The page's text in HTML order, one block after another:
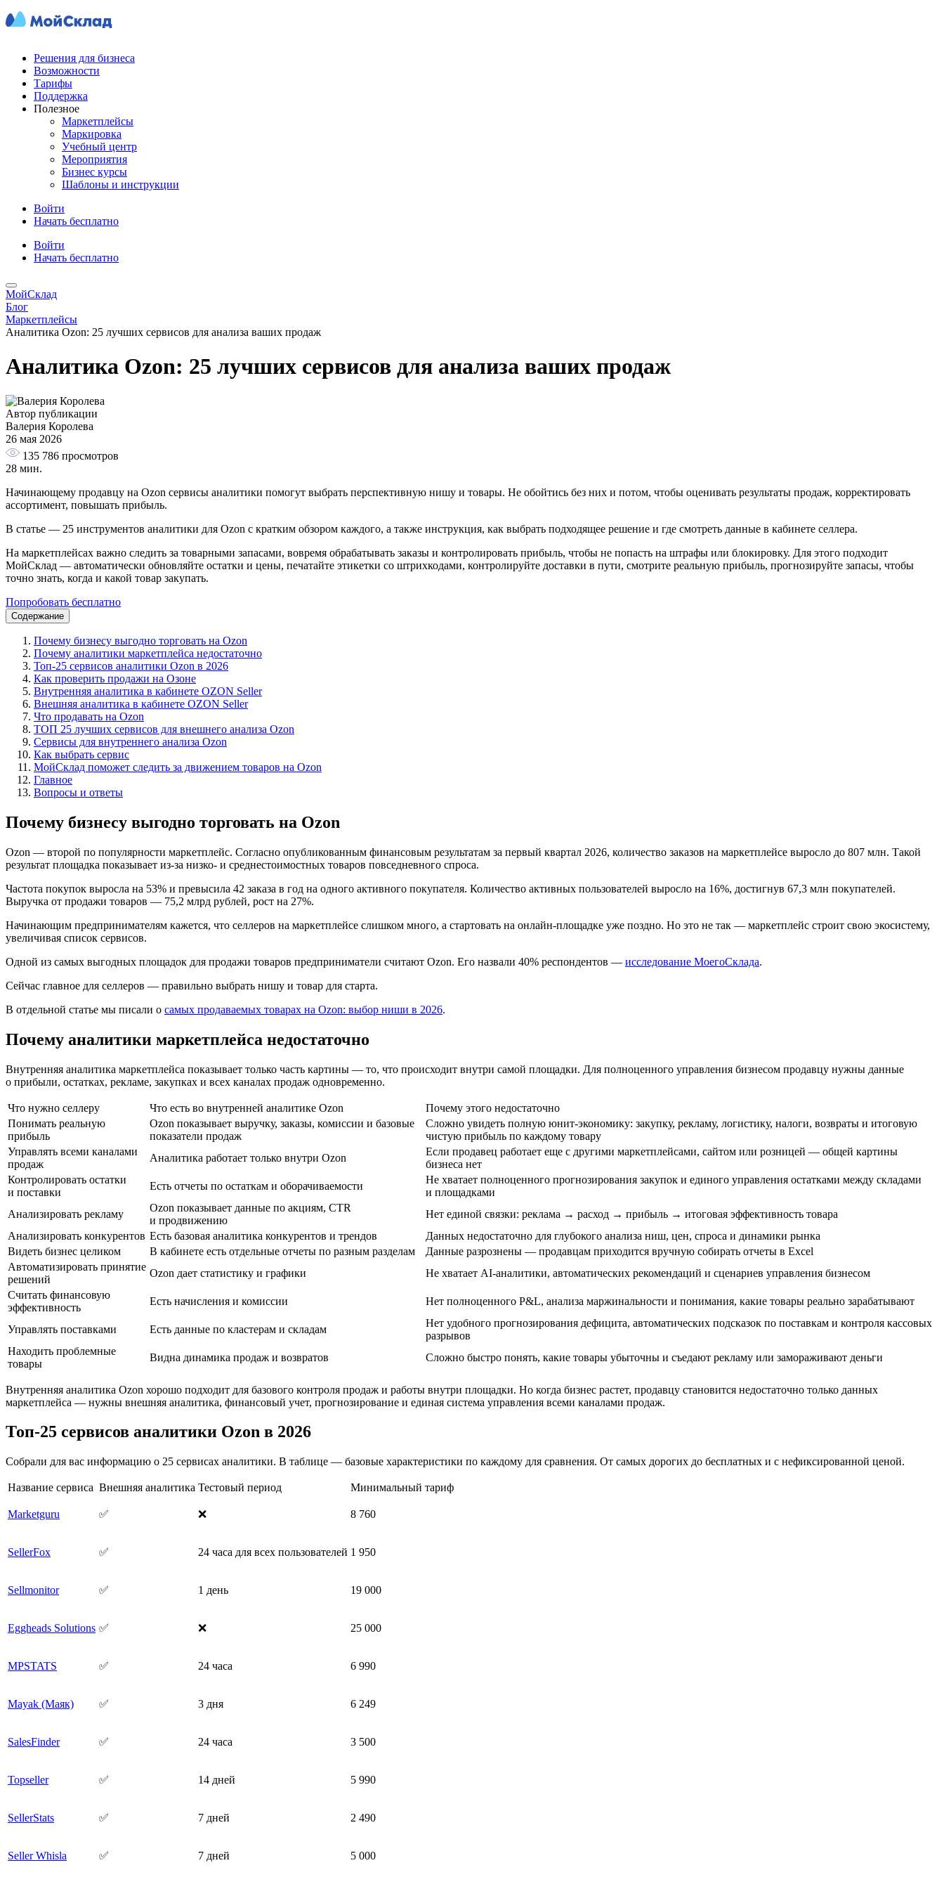
Решения для бизнеса
Возможности
Тарифы
Поддержка
Полезное
Маркетплейсы
Маркировка
Учебный центр
Мероприятия
Бизнес курсы
Шаблоны и инструкции
Войти
Начать бесплатно
Войти
Начать бесплатно
МойСклад
Блог
Маркетплейсы
Аналитика Ozon: 25 лучших сервисов для анализа ваших продаж
Аналитика Ozon: 25 лучших сервисов для анализа ваших продаж
Автор публикации
Валерия Королева
26 мая 2026
135 786 просмотров
28 мин.
Начинающему продавцу на Ozon сервисы аналитики помогут выбрать перспективную нишу и товары. Не обойтись без них и потом, чтобы оценивать результаты продаж, корректировать
ассортимент, повышать прибыль.
В статье — 25 инструментов аналитики для Ozon с кратким обзором каждого, а также инструкция, как выбрать подходящее решение и где смотреть данные в кабинете селлера.
На маркетплейсах важно следить за товарными запасами, вовремя обрабатывать заказы и контролировать прибыль, чтобы не попасть на штрафы или блокировку. Для этого подходит
МойСклад — автоматически обновляйте остатки и цены, печатайте этикетки со штрихкодами, контролируйте доставки в пути, смотрите реальную прибыль, прогнозируйте запасы, чтобы
точно знать, когда и какой товар закупать.
Попробовать бесплатно
Содержание
Почему бизнесу выгодно торговать на Ozon
Почему аналитики маркетплейса недостаточно
Топ-25 сервисов аналитики Ozon в 2026
Как проверить продажи на Озоне
Внутренняя аналитика в кабинете OZON Seller
Внешняя аналитика в кабинете OZON Seller
Что продавать на Ozon
ТОП 25 лучших сервисов для внешнего анализа Ozon
Сервисы для внутреннего анализа Ozon
Как выбрать сервис
МойСклад поможет следить за движением товаров на Ozon
Главное
Вопросы и ответы
Почему бизнесу выгодно торговать на Ozon
Ozon — второй по популярности маркетплейс. Согласно опубликованным финансовым результатам за первый квартал 2026, количество заказов на маркетплейсе выросло до 807 млн. Такой
результат площадка показывает из-за низко- и среднестоимостных товаров повседневного спроса.
Частота покупок выросла на 53% и превысила 42 заказа в год на одного активного покупателя. Количество активных пользователей выросло на 16%, достигнув 67,3 млн покупателей.
Выручка от продажи товаров — 75,2 млрд рублей, рост на 27%.
Начинающим предпринимателям кажется, что селлеров на маркетплейсе слишком много, а стартовать на онлайн-площадке уже поздно. Но это не так — маркетплейс строит свою экосистему,
увеличивая список сервисов.
Одной из самых выгодных площадок для продажи товаров предприниматели считают Ozon. Его назвали 40% респондентов — исследование МоегоСклада.
Сейчас главное для селлеров — правильно выбрать нишу и товар для старта.
В отдельной статье мы писали о самых продаваемых товарах на Ozon: выбор ниши в 2026.
Почему аналитики маркетплейса недостаточно
Внутренняя аналитика маркетплейса показывает только часть картины — то, что происходит внутри самой площадки. Для полноценного управления бизнесом продавцу нужны данные
о прибыли, остатках, рекламе, закупках и всех каналах продаж одновременно.
Что нужно селлеру Что есть во внутренней аналитике Ozon
Почему этого недостаточно
Понимать реальную
прибыль
Ozon показывает выручку, заказы, комиссии и базовые
показатели продаж
Сложно увидеть полную юнит-экономику: закупку, рекламу, логистику, налоги, возвраты и итоговую
чистую прибыль по каждому товару
Управлять всеми каналами
продаж
Аналитика работает только внутри Ozon
Если продавец работает еще с другими маркетплейсами, сайтом или розницей — общей картины
бизнеса нет
Контролировать остатки
и поставки
Есть отчеты по остаткам и оборачиваемости
Не хватает полноценного прогнозирования закупок и единого управления остатками между складами
и площадками
Анализировать рекламу
Ozon показывает данные по акциям, CTR
и продвижению
Нет единой связки: реклама → расход → прибыль → итоговая эффективность товара
Анализировать конкурентов Есть базовая аналитика конкурентов и трендов
Данных недостаточно для глубокого анализа ниш, цен, спроса и динамики рынка
Видеть бизнес целиком
В кабинете есть отдельные отчеты по разным разделам
Данные разрознены — продавцам приходится вручную собирать отчеты в Excel
Автоматизировать принятие
решений
Ozon дает статистику и графики
Не хватает AI-аналитики, автоматических рекомендаций и сценариев управления бизнесом
Считать финансовую
эффективность
Есть начисления и комиссии Нет полноценного P&L, анализа маржинальности и понимания, какие товары реально зарабатывают
Управлять поставками Есть данные по кластерам и складам
Нет удобного прогнозирования дефицита, автоматических подсказок по поставкам и контроля кассовых
разрывов
Находить проблемные
товары
Видна динамика продаж и возвратов Сложно быстро понять, какие товары убыточны и съедают рекламу или замораживают деньги
Внутренняя аналитика Ozon хорошо подходит для базового контроля продаж и работы внутри площадки. Но когда бизнес растет, продавцу становится недостаточно только данных
маркетплейса — нужны внешняя аналитика, финансовый учет, прогнозирование и единая система управления всеми каналами продаж.
Топ-25 сервисов аналитики Ozon в 2026
Собрали для вас информацию о 25 сервисах аналитики. В таблице — базовые характеристики по каждому для сравнения. От самых дорогих до бесплатных и с нефиксированной ценой.
Название сервиса Внешняя аналитика Тестовый период Минимальный тариф
Marketguru ✅ ❌ 8 760
SellerFox ✅ 24 часа для всех пользователей 1 950
Sellmonitor ✅ 1 день 19 000
Eggheads Solutions ✅ ❌ 25 000
MPSTATS ✅ 24 часа 6 990
Mayak (Маяк) ✅ 3 дня 6 249
SalesFinder ✅ 24 часа 3 500
Topseller ✅ 14 дней 5 990
SellerStats ✅ 7 дней 2 490
Seller Whisla ✅ 7 дней 5 000